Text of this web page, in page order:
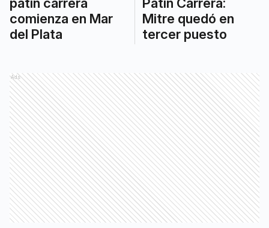
comienza en Mar
del Plata
Mitre quedó en
tercer puesto
Ads